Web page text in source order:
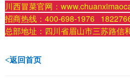
川西冒菜官网：
招商热线：400-698-1976
总部地址：四川省眉山市三苏路信
<返回首页